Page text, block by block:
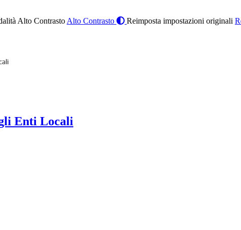
Alto Contrasto Alto Contrasto Reimposta impostazioni originali
Enti Locali